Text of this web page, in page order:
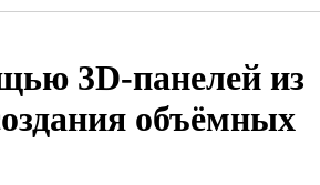
3D-панелей из
объёмных